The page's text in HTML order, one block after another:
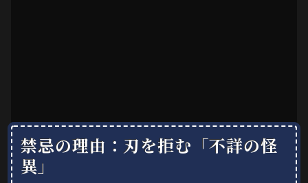
禁忌の理由：刃を拒む「不詳の怪
異」